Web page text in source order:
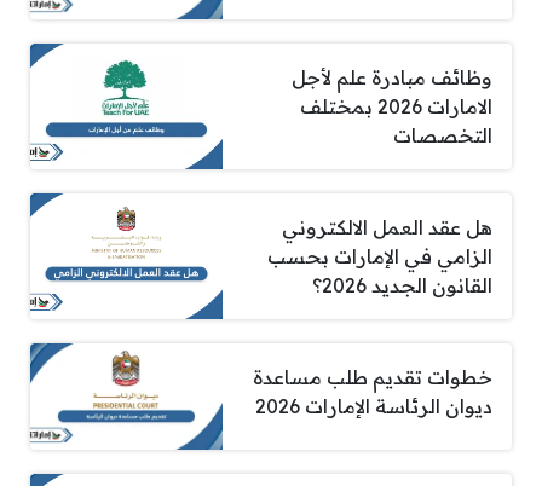
وظائف مبادرة علم لأجل
الامارات 2026 بمختلف
التخصصات
هل عقد العمل الالكتروني
الزامي في الإمارات بحسب
القانون الجديد 2026؟
خطوات تقديم طلب مساعدة
ديوان الرئاسة الإمارات 2026